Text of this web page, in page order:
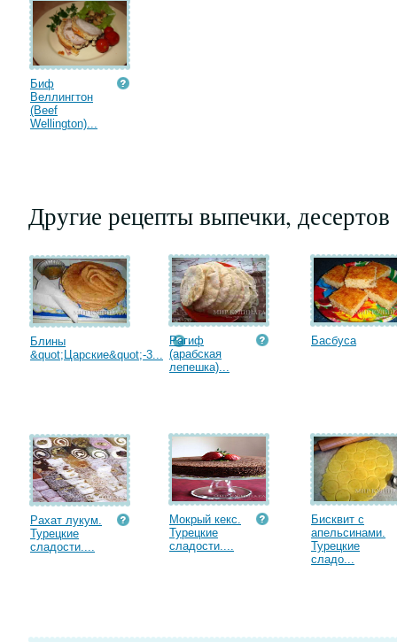
Биф
Веллингтон
(Beef
Wellington)...
Другие рецепты выпечки, десертов
Блины
&quot;Царские&quot;-3...
Рагиф
(арабская
лепешка)...
Басбуса
Рахат лукум.
Турецкие
сладости....
Мокрый кекс.
Турецкие
сладости....
Бисквит с
апельсинами.
Турецкие
сладо...